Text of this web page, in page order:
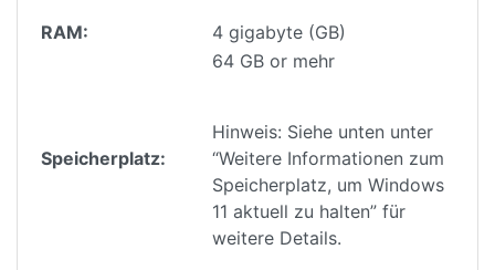
RAM: 4 gigabyte (GB)
Speicherplatz:
64 GB or mehr
Hinweis: Siehe unten unter
“Weitere Informationen zum
Speicherplatz, um Windows
11 aktuell zu halten” für
weitere Details.